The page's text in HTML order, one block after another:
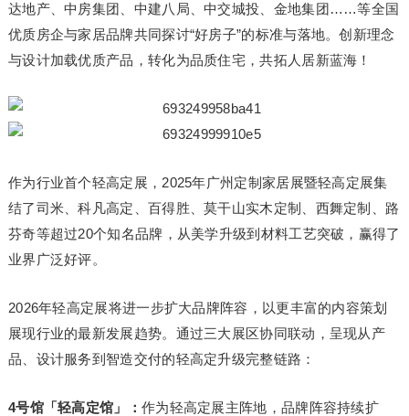
达地产、中房集团、中建八局、中交城投、金地集团……等全国
优质房企与家居品牌共同探讨“好房子”的标准与落地。创新理念
与设计加载优质产品，转化为品质住宅，共拓人居新蓝海！
作为行业首个轻高定展，2025年广州定制家居展暨轻高定展集
结了司米、科凡高定、百得胜、莫干山实木定制、西舞定制、路
芬奇等超过20个知名品牌，从美学升级到材料工艺突破，赢得了
业界广泛好评。
2026年轻高定展将进一步扩大品牌阵容，以更丰富的内容策划
展现行业的最新发展趋势。通过三大展区协同联动，呈现从产
品、设计服务到智造交付的轻高定升级完整链路：
4号馆「轻高定馆」： 作为轻高定展主阵地，品牌阵容持续扩